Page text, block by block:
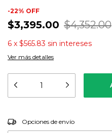
-22% OFF
$3,395.00 $4,352.00
6 x $565.83 sin intereses
Ver más detalles
Entregas para el CP:
Opciones de envío